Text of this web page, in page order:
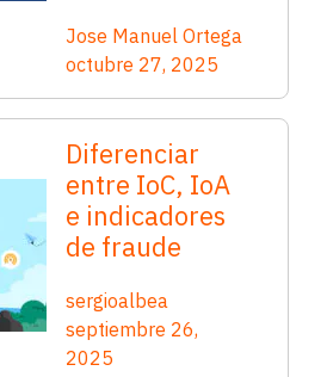
Jose Manuel Ortega
octubre 27, 2025
Diferenciar
entre IoC, IoA
e indicadores
de fraude
sergioalbea
septiembre 26,
2025